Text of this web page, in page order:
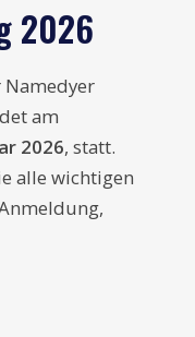
2026
Namedyer
am
2026, statt.
alle wichtigen